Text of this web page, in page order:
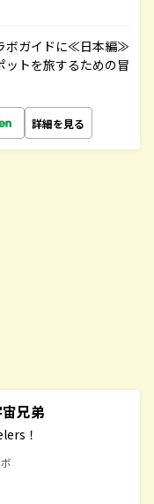
ボガイドに≪日本編≫
トを旅するための冒
詳細を見る
兄弟
！